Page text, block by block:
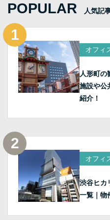
POPULAR 人気記
オフィ
人形町の
施設や公
紹介！
オフィ
渋谷ヒカ
一覧｜物